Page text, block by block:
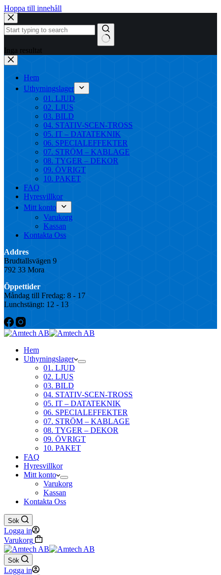
Hoppa till innehåll
Inga resultat
Hem
Uthyrningslager
01. LJUD
02. LJUS
03. BILD
04. STATIV-SCEN-TROSS
05. IT – DATATEKNIK
06. SPECIALEFFEKTER
07. STRÖM – KABLAGE
08. TYGER – DEKOR
09. ÖVRIGT
10. PAKET
FAQ
Hyresvillkor
Mitt konto
Varukorg
Kassan
Kontakta Oss
Addres
Brudtallsvägen 9
792 33 Mora
Öppettider
Måndag till Fredag: 8 - 17
Lunchstängt: 12 - 13
Hem
Uthyrningslager
01. LJUD
02. LJUS
03. BILD
04. STATIV-SCEN-TROSS
05. IT – DATATEKNIK
06. SPECIALEFFEKTER
07. STRÖM – KABLAGE
08. TYGER – DEKOR
09. ÖVRIGT
10. PAKET
FAQ
Hyresvillkor
Mitt konto
Varukorg
Kassan
Kontakta Oss
Sök
Logga in
Varukorg
Sök
Logga in